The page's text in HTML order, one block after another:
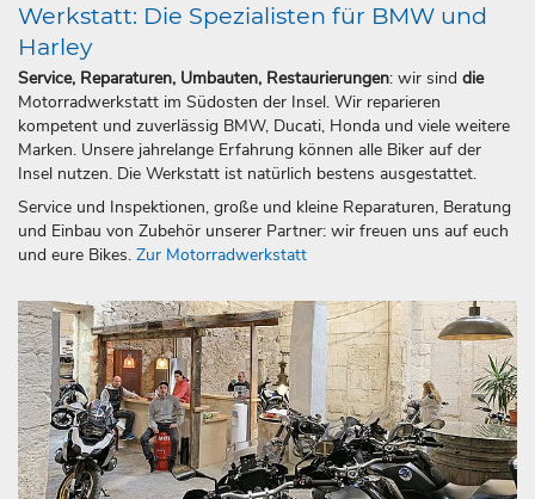
Werkstatt: Die Spezialisten für BMW und
Harley
Service, Reparaturen, Umbauten, Restaurierungen: wir sind die
Motorradwerkstatt im Südosten der Insel. Wir reparieren
kompetent und zuverlässig BMW, Ducati, Honda und viele weitere
Marken. Unsere jahrelange Erfahrung können alle Biker auf der
Insel nutzen. Die Werkstatt ist natürlich bestens ausgestattet.
Service und Inspektionen, große und kleine Reparaturen, Beratung
und Einbau von Zubehör unserer Partner: wir freuen uns auf euch
und eure Bikes. Zur Motorradwerkstatt